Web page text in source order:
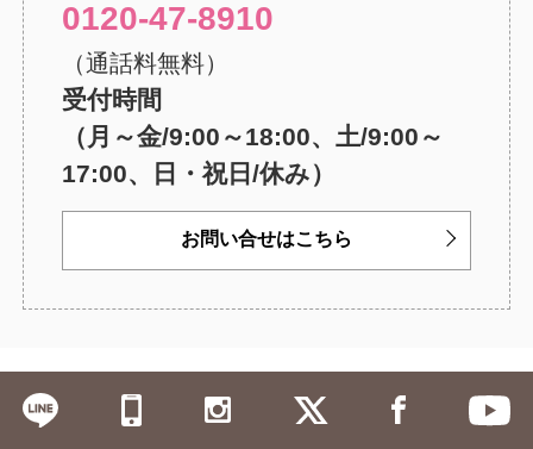
0120-47-8910
（通話料無料）
受付時間
（月～金/9:00～18:00、土/9:00～
17:00、日・祝日/休み）
お問い合せはこちら